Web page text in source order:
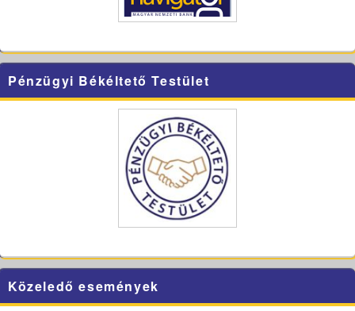
Pénzügyi Békéltető Testület
Közeledő események